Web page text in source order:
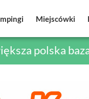
Miejscówki
polska
Miejscówki